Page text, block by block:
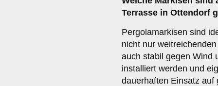
Terrasse in Ottendorf
Pergolamarkisen sind
nicht nur
auch stabil gegen Wind
installiert werden und
dauerhaften Einsatz